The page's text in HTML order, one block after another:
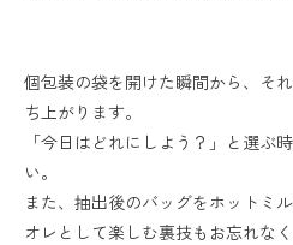
個包装の袋を開けた瞬間から、そ
ち上がります。
「今日はどれにしよう？」と選ぶ
い。
また、抽出後のバッグをホットミ
オレとして楽しむ裏技もお忘れなく